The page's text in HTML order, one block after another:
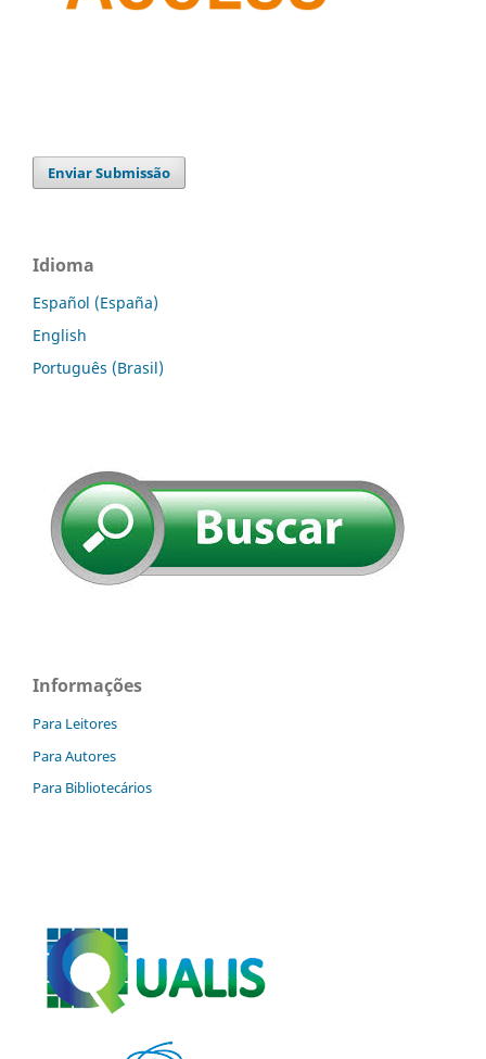
Enviar Submissão
Idioma
Español (España)
English
Português (Brasil)
Informações
Para Leitores
Para Autores
Para Bibliotecários